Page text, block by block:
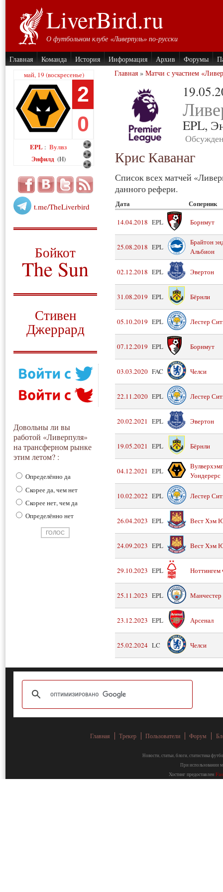
LiverBird.ru
О футбольном клубе «Ливерпуль» по-русски
Главная Команда История Информация Архив Форумы
май, 19 (воскресенье)
2
0
EPL : Вулвз
Энфилд (H)
t.me/TheLiverbird
Бойкот
The Sun
Стивен
Джеррард
Довольны ли вы
работой «Ливерпуля»
на трансферном рынке
этим летом? :
Определённо да
Скорее да, чем нет
Скорее нет, чем да
Определённо нет
Главная » Матчи с участием
EPL,
Крис Каванаг
Список всех матчей
данного рефери.
Дата Соперник
14.04.2018 EPL Борнмут
25.08.2018 EPL
Брайтон
Альбион
02.12.2018 EPL Эвертон
31.08.2019 EPL Бёрнли
05.10.2019 EPL Лестер
07.12.2019 EPL Борнмут
03.03.2020 FAC Челси
22.11.2020 EPL Лестер
20.02.2021 EPL Эвертон
19.05.2021 EPL Бёрнли
04.12.2021 EPL
Уондерерс
10.02.2022 EPL Лестер
26.04.2023 EPL Вест Хэм
24.09.2023 EPL Вест Хэм
29.10.2023 EPL Ноттингем
25.11.2023 EPL
23.12.2023 EPL Арсенал
25.02.2024 LC Челси
Главная Трекер Пользователи Форум
Новости, статьи, блоги, статистика
При использовании
Хостинг предоставлен